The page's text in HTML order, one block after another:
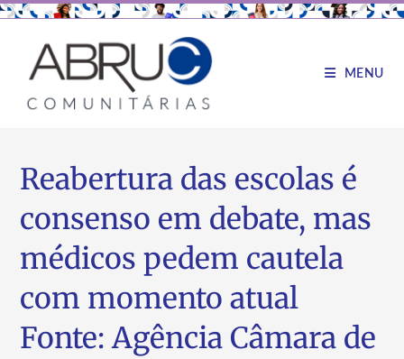
MENU
Reabertura das escolas é
consenso em debate, mas
médicos pedem cautela
com momento atual
Fonte: Agência Câmara de